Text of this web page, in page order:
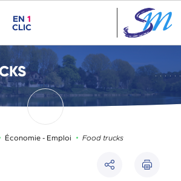
ACCÈS DE LA FENÊTRE DES
EN 1
CLIC
Économie - Emploi Page active :
Food trucks
Partager
Imprimer